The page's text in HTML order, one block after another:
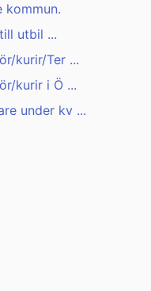
kommun.
utbil ...
kurir/Ter ...
kurir i Ö ...
under kv ...